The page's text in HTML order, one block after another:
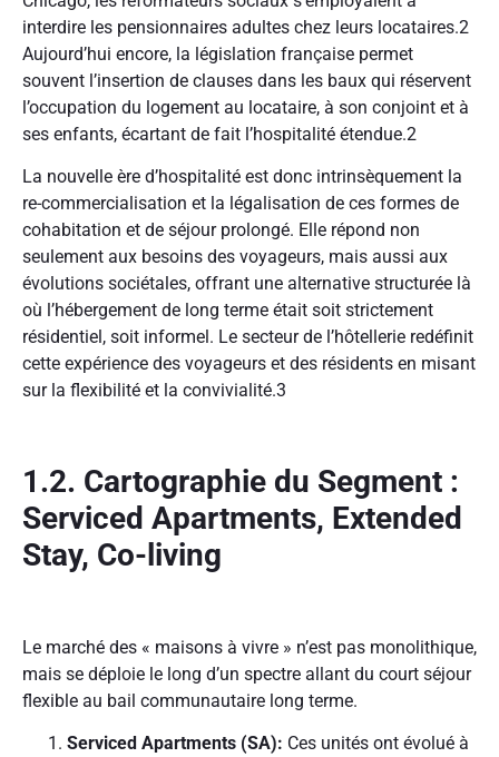
interdire les pensionnaires adultes chez leurs locataires.2
Aujourd’hui encore, la législation française permet
souvent l’insertion de clauses dans les baux qui réservent
l’occupation du logement au locataire, à son conjoint et à
ses enfants, écartant de fait l’hospitalité étendue.2
La nouvelle ère d’hospitalité est donc intrinsèquement la
re-commercialisation et la légalisation de ces formes de
cohabitation et de séjour prolongé. Elle répond non
seulement aux besoins des voyageurs, mais aussi aux
évolutions sociétales, offrant une alternative structurée là
où l’hébergement de long terme était soit strictement
résidentiel, soit informel. Le secteur de l’hôtellerie redéfinit
cette expérience des voyageurs et des résidents en misant
sur la flexibilité et la convivialité.3
1.2. Cartographie du Segment :
Serviced Apartments, Extended
Stay, Co-living
Le marché des « maisons à vivre » n’est pas monolithique,
mais se déploie le long d’un spectre allant du court séjour
flexible au bail communautaire long terme.
Serviced Apartments (SA): Ces unités ont évolué à